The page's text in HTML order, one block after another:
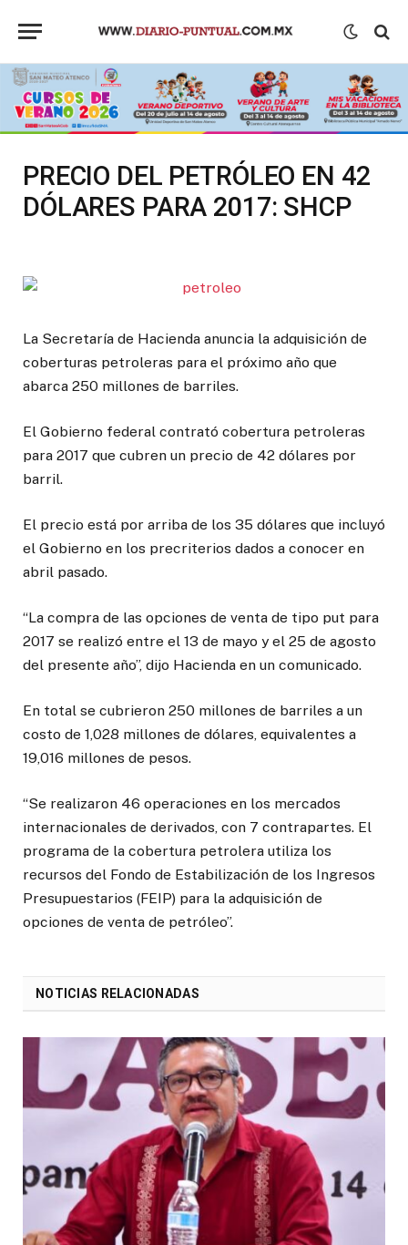
PRECIO DEL PETRÓLEO EN 42
DÓLARES PARA 2017: SHCP
La Secretaría de Hacienda anuncia la adquisición de
coberturas petroleras para el próximo año que
abarca 250 millones de barriles.
El Gobierno federal contrató cobertura petroleras
para 2017 que cubren un precio de 42 dólares por
barril.
El precio está por arriba de los 35 dólares que incluyó
el Gobierno en los precriterios dados a conocer en
abril pasado.
“La compra de las opciones de venta de tipo put para
2017 se realizó entre el 13 de mayo y el 25 de agosto
del presente año”, dijo Hacienda en un comunicado.
En total se cubrieron 250 millones de barriles a un
costo de 1,028 millones de dólares, equivalentes a
19,016 millones de pesos.
“Se realizaron 46 operaciones en los mercados
internacionales de derivados, con 7 contrapartes. El
programa de la cobertura petrolera utiliza los
recursos del Fondo de Estabilización de los Ingresos
Presupuestarios (FEIP) para la adquisición de
opciones de venta de petróleo”.
NOTICIAS RELACIONADAS